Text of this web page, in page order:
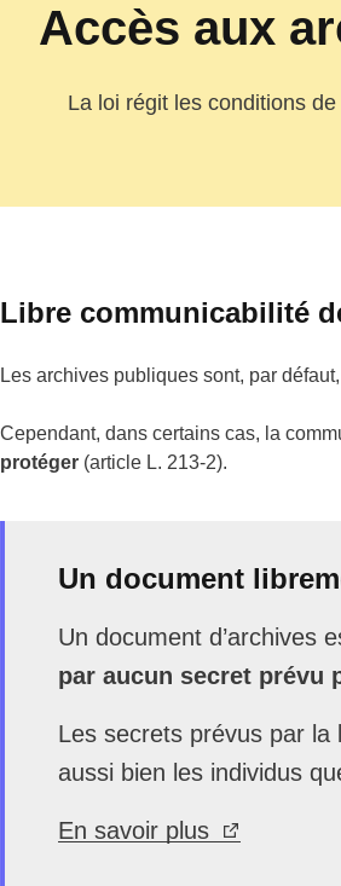
Accès aux
La loi régit les conditions
Libre communicabilité
Les archives publiques sont, par défaut,
Cependant, dans certains cas, la
protéger (article L. 213-2).
Un document
Un document d’archives
par aucun secret prévu
Les secrets prévus par
aussi bien les individus
En savoir plus